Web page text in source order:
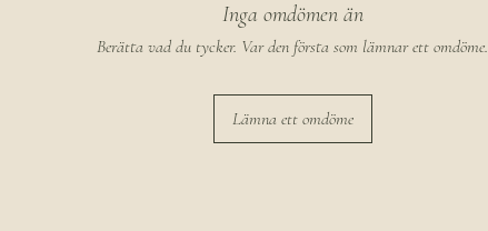
Inga omdömen än
Berätta vad du tycker. Var den första som lämnar ett omdöme.
Lämna ett omdöme